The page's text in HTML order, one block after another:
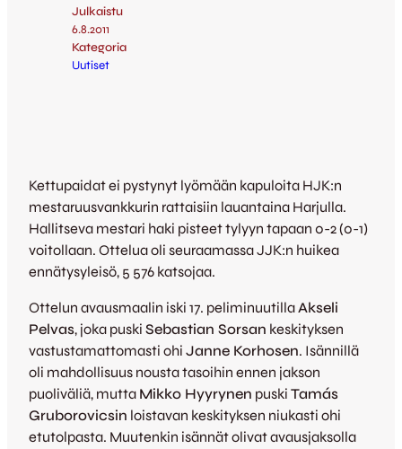
Julkaistu
6.8.2011
Kategoria
Uutiset
Kettupaidat ei pystynyt lyömään kapuloita HJK:n
mestaruusvankkurin rattaisiin lauantaina Harjulla.
Hallitseva mestari haki pisteet tylyyn tapaan 0-2 (0-1)
voitollaan. Ottelua oli seuraamassa JJK:n huikea
ennätysyleisö, 5 576 katsojaa.
Ottelun avausmaalin iski 17. peliminuutillaAkseli
Pelvas, joka puski Sebastian Sorsan keskityksen
vastustamattomasti ohi Janne Korhosen. Isännillä
oli mahdollisuus nousta tasoihin ennen jakson
puoliväliä, mutta Mikko Hyyrynen puski Tamás
Gruborovicsin loistavan keskityksen niukasti ohi
etutolpasta. Muutenkin isännät olivat avausjaksolla